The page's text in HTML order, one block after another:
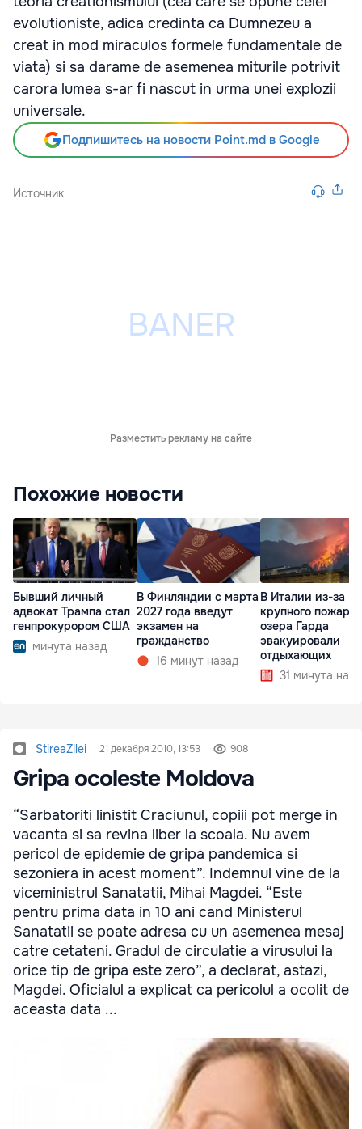
evolutioniste, adica credinta ca Dumnezeu a
creat in mod miraculos formele fundamentale de
viata) si sa darame de asemenea miturile potrivit
carora lumea s-ar fi nascut in urma unei explozii
universale.
Подпишитесь на новости Point.md в Google
Источник
Разместить рекламу на сайте
Похожие новости
Бывший личный
адвокат Трампа стал
генпрокурором США
минута назад
В Финляндии с марта
2027 года введут
экзамен на
гражданство
16 минут назад
В Италии из-за
крупного пожара
озера Гарда
эвакуировали
отдыхающих
31 минута
StireaZilei 21 декабря 2010, 13:53 908
Gripa ocoleste Moldova
“Sarbatoriti linistit Craciunul, copiii pot merge in
vacanta si sa revina liber la scoala. Nu avem
pericol de epidemie de gripa pandemica si
sezoniera in acest moment”. Indemnul vine de la
viceministrul Sanatatii, Mihai Magdei. “Este
pentru prima data in 10 ani cand Ministerul
Sanatatii se poate adresa cu un asemenea mesaj
catre cetateni. Gradul de circulatie a virusului la
orice tip de gripa este zero”, a declarat, astazi,
Magdei. Oficialul a explicat ca pericolul a ocolit de
aceasta data ...